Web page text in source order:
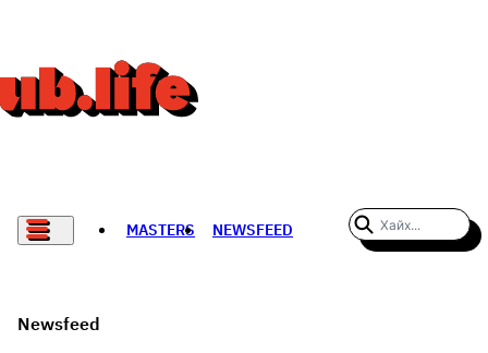
MASTERS NEWSFEED
Newsfeed